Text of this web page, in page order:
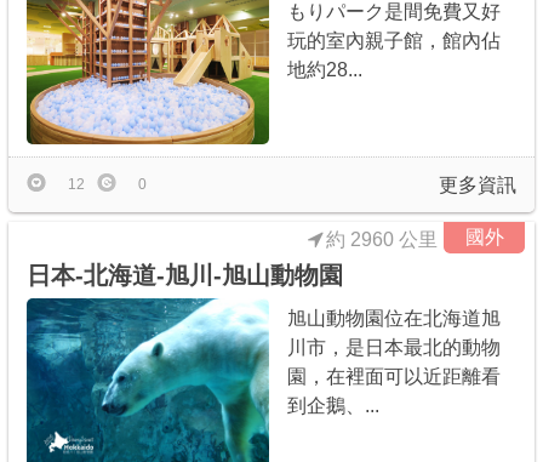
もりパーク是間免費又好
玩的室內親子館，館內佔
地約28...
更多資訊
12 0
國外
約 2960 公里
日本-北海道-旭川-旭山動物園
旭山動物園位在北海道旭
川市，是日本最北的動物
園，在裡面可以近距離看
到企鵝、...